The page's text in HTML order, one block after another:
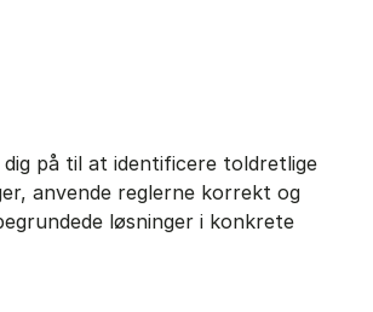
på til at identificere toldretlige
anvende reglerne korrekt og
løsninger i konkrete